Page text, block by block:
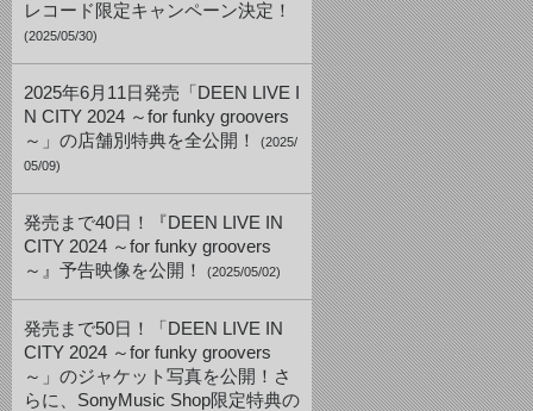
レコード限定キャンペーン決定！
(2025/05/30)
2025年6月11日発売「DEEN LIVE I
N CITY 2024 ～for funky groovers
～」の店舗別特典を全公開！
(2025/
05/09)
発売まで40日！『DEEN LIVE IN
CITY 2024 ～for funky groovers
～』予告映像を公開！
(2025/05/02)
発売まで50日！「DEEN LIVE IN
CITY 2024 ～for funky groovers
～」のジャケット写真を公開！さ
らに、SonyMusic Shop限定特典の